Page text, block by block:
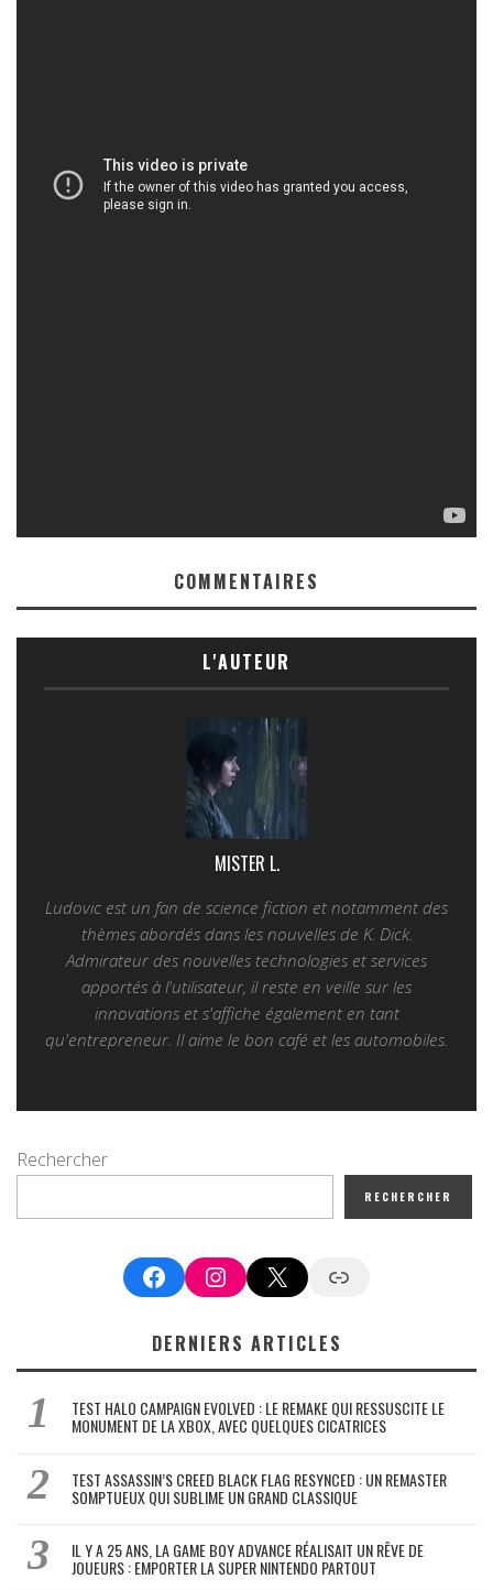
COMMENTAIRES
L'AUTEUR
MISTER L.
Ludovic est un fan de science fiction et notamment des
thèmes abordés dans les nouvelles de K. Dick.
Admirateur des nouvelles technologies et services
apportés à l'utilisateur, il reste en veille sur les
innovations et s'affiche également en tant
qu'entrepreneur. Il aime le bon café et les automobiles.
Rechercher
RECHERCHER
FacebookInstagram
X Google News
DERNIERS ARTICLES
TEST HALO CAMPAIGN EVOLVED : LE REMAKE QUI RESSUSCITE LE
MONUMENT DE LA XBOX, AVEC QUELQUES CICATRICES
TEST ASSASSIN’S CREED BLACK FLAG RESYNCED : UN REMASTER
SOMPTUEUX QUI SUBLIME UN GRAND CLASSIQUE
IL Y A 25 ANS, LA GAME BOY ADVANCE RÉALISAIT UN RÊVE DE
JOUEURS : EMPORTER LA SUPER NINTENDO PARTOUT